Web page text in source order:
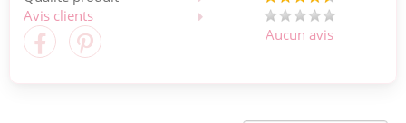
Avis clients
Aucun avis